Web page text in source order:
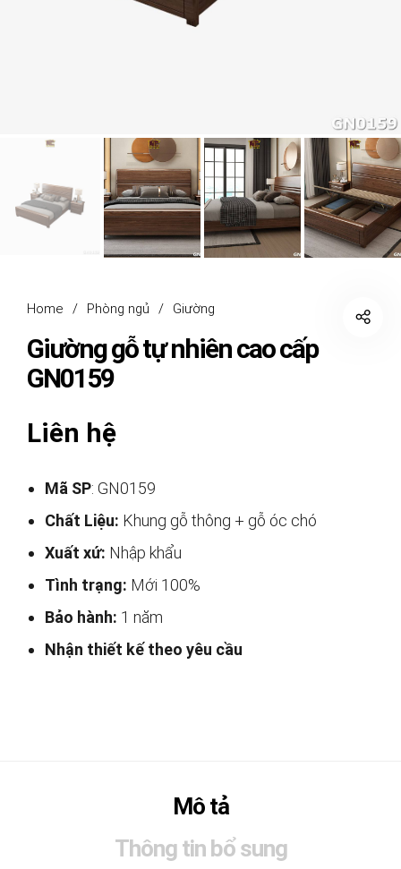
Home / Phòng ngủ / Giường
Giường gỗ tự nhiên cao cấp
GN0159
Liên hệ
Mã SP: GN0159
Chất Liệu: Khung gỗ thông + gỗ óc chó
Xuất xứ: Nhập khẩu
Tình trạng: Mới 100%
Bảo hành: 1 năm
Nhận thiết kế theo yêu cầu
Mô tả
Thông tin bổ sung